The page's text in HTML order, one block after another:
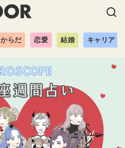
からだ 恋愛 結婚 キャリア